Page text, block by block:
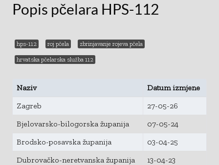
Popis pčelara HPS-112
hps-112 roj pčela zbrinjavanje rojeva pčela
hrvatska pčelarska služba 112
Naziv
Datum izmjene
Zagreb
27-05-26
Bjelovarsko-bilogorska županija
07-05-24
Brodsko-posavska županija
03-04-25
Dubrovačko-neretvanska županija
13-04-23